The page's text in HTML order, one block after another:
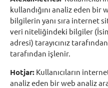
kullandığını analiz eden bir
bilgilerin yanı sıra internet
veri niteliğindeki bilgiler
adresi) tarayıcınız
tarafından işlenir.
Hotjar: Kullanıcıların
analiz eden bir web analiz